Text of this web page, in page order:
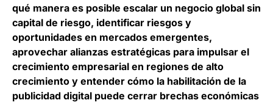
qué manera es posible escalar un negocio global sin
capital de riesgo, identificar riesgos y
oportunidades en mercados emergentes,
aprovechar alianzas estratégicas para impulsar el
crecimiento empresarial en regiones de alto
crecimiento y entender cómo la habilitación de la
publicidad digital puede cerrar brechas económicas